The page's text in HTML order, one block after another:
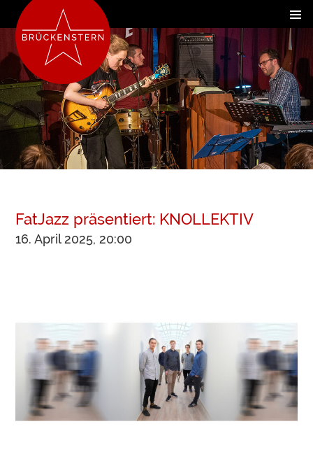
FatJazz präsentiert: KNOLLEKTIV
16. April 2025, 20:00